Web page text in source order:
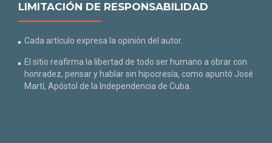
LIMITACIÓN DE RESPONSABILIDAD
Cada artículo expresa la opinión del autor.
El sitio reafirma la libertad de todo ser humano a obrar con
honradez, pensar y hablar sin hipocresía, como apuntó José
Martí, Apóstol de la Independencia de Cuba.